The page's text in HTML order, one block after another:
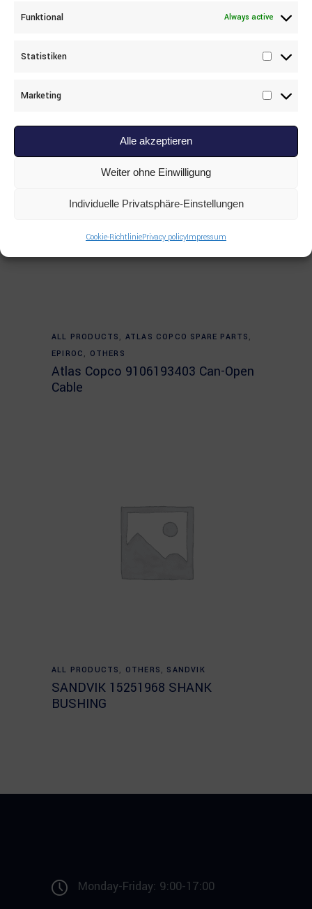
Funktional Always active
Statistiken
Marketing
Alle akzeptieren
Weiter ohne Einwilligung
Individuelle Privatsphäre-Einstellungen
Cookie-RichtliniePrivacy policyImpressum
ALL PRODUCTS
EX1200
Read more
ALL PRODUCTS , ATLAS COPCO SPARE PARTS ,
EPIROC , OTHERS
Atlas Copco 9106193403 Can-Open
Cable
Read more
ALL PRODUCTS , OTHERS , SANDVIK
SANDVIK 15251968 SHANK
BUSHING
Monday-Friday: 9:00-17:00